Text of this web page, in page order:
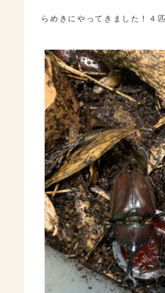
らめきにやってきました！４